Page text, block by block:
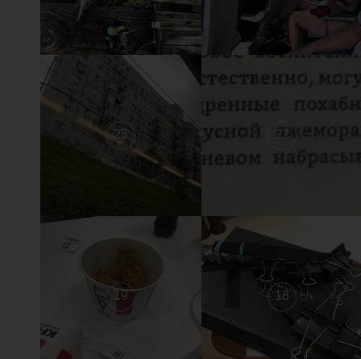
23 22
19 18